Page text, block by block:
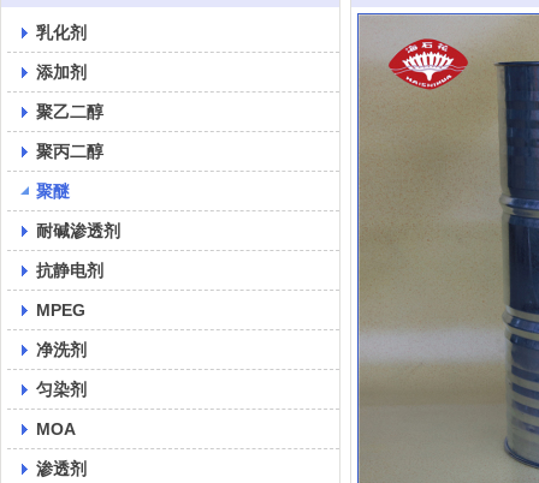
乳化剂
添加剂
聚乙二醇
聚丙二醇
聚醚
耐碱渗透剂
抗静电剂
MPEG
净洗剂
匀染剂
MOA
渗透剂